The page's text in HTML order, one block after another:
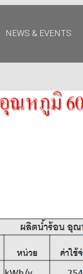
“ECOTECH”, A
NEWS & EVENTS